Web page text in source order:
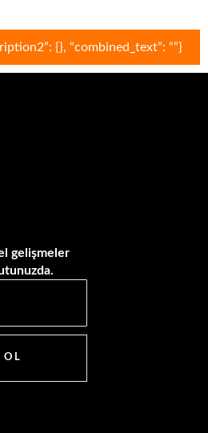
{}, “combined_text”: “”}
gelişmeler
OL